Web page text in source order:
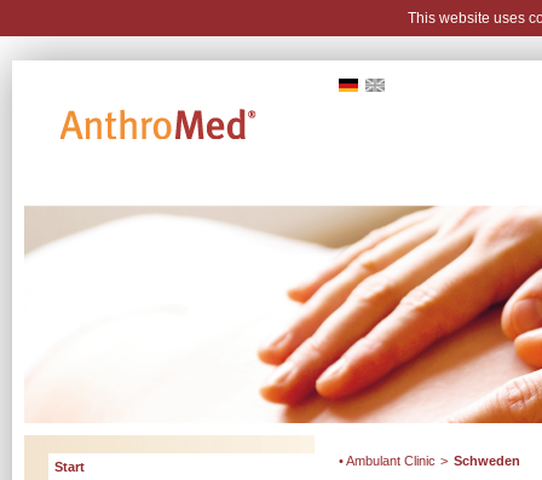
Start • Ambulant Clinic > Schweden
This website uses